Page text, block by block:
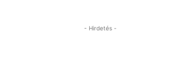
- Hirdetés -